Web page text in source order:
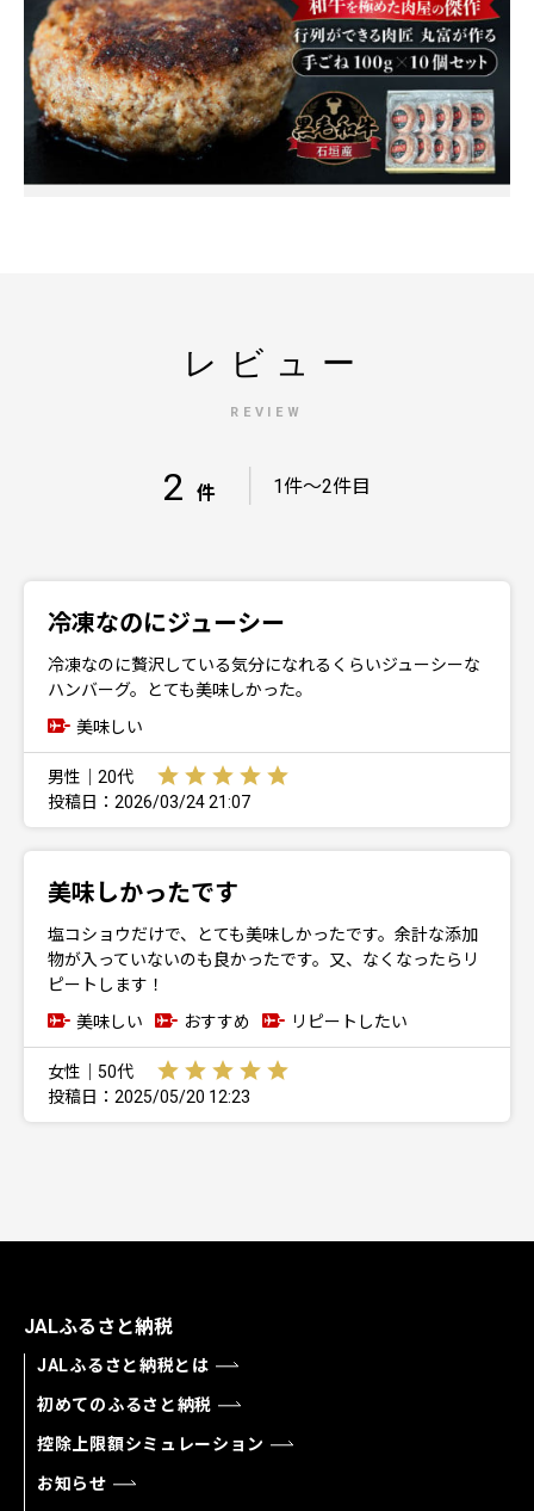
レビュー
REVIEW
2 件 1件～2件目
冷凍なのにジューシー
冷凍なのに贅沢している気分になれるくらいジューシーな
ハンバーグ。とても美味しかった。
美味しい
男性｜20代
投稿日：2026/03/24 21:07
美味しかったです
塩コショウだけで、とても美味しかったです。余計な添加
物が入っていないのも良かったです。又、なくなったらリ
ピートします！
美味しい
おすすめ リピートしたい
女性｜50代
投稿日：2025/05/20 12:23
JALふるさと納税
JALふるさと納税とは
初めてのふるさと納税
控除上限額シミュレーション
お知らせ